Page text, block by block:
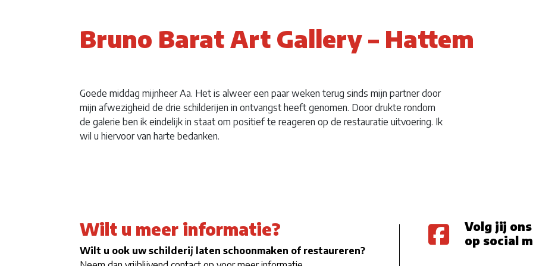
Bruno Barat Art Gallery – Hattem
Goede middag mijnheer Aa. Het is alweer een paar weken terug sinds mijn partner door
mijn afwezigheid de drie schilderijen in ontvangst heeft genomen. Door drukte rondom
de galerie ben ik eindelijk in staat om positief te reageren op de restauratie uitvoering. Ik
wil u hiervoor van harte bedanken.
Wilt u meer informatie?
Wilt u ook uw schilderij laten schoonmaken of restaureren?
Volg jij
op social